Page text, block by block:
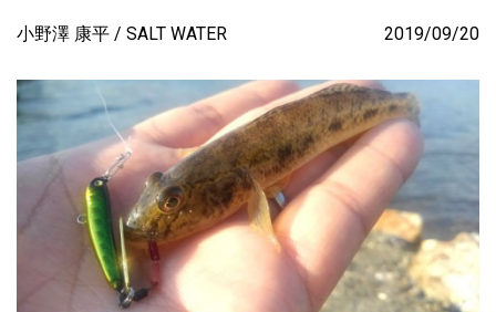
小野澤 康平 SALT WATER 2019/09/20